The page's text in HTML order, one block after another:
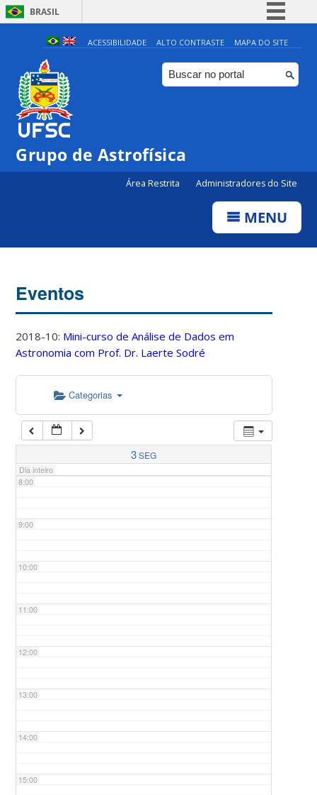
BRASIL
Simplifique!
Comunica BR
Participe
ACESSIBILIDADE ALTO CONTRASTE MAPA DO SITE
Grupo de Astrofísica
Área Restrita Administradores do Site
MENU
Eventos
2018-10: Mini-curso de Análise de Dados em
Astronomia com Prof. Dr. Laerte Sodré
Categorias
3SEG
Dia inteiro
4:00
5:00
7:00
8:00
9:00
10:00
11:00
12:00
13:00
14:00
15:00